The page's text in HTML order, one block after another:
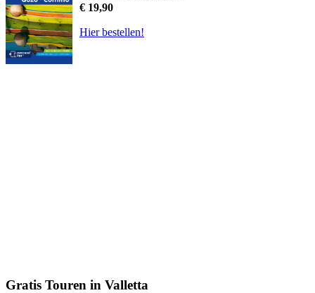
€ 19,90
Hier bestellen!
Gratis Touren in Valletta